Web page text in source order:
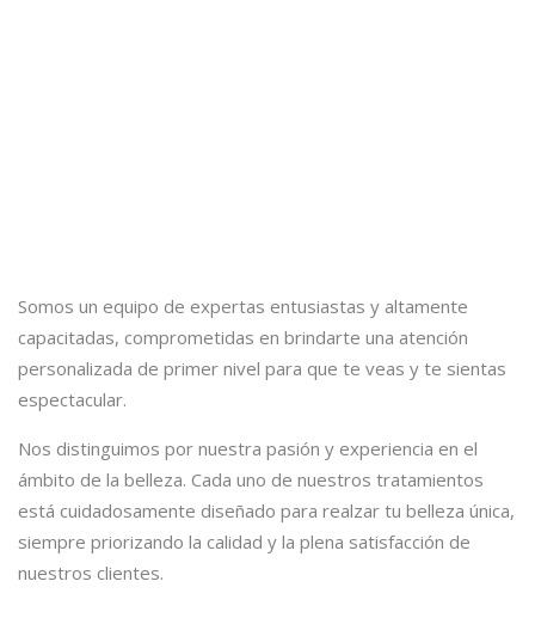
Somos un equipo de expertas entusiastas y altamente
capacitadas, comprometidas en brindarte una atención
personalizada de primer nivel para que te veas y te sientas
espectacular.
Nos distinguimos por nuestra pasión y experiencia en el
ámbito de la belleza. Cada uno de nuestros tratamientos
está cuidadosamente diseñado para realzar tu belleza única,
siempre priorizando la calidad y la plena satisfacción de
nuestros clientes.